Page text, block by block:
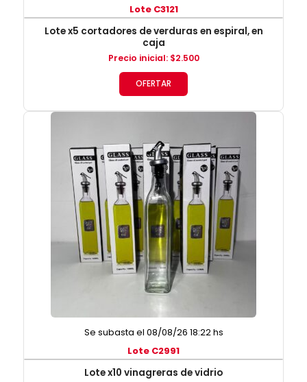
Lote C3121
Lote x5 cortadores de verduras en espiral, en
caja
Precio inicial: $2.500
OFERTAR
Se subasta el 08/08/26 18:22 hs
Lote C2991
Lote x10 vinagreras de vidrio